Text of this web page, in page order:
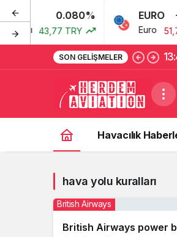
0.080%
43,77 TRY
EURO -
Euro
SON GELIŞMELER
Havacılık
hava yolu kuralları
British Airways power
British Airways